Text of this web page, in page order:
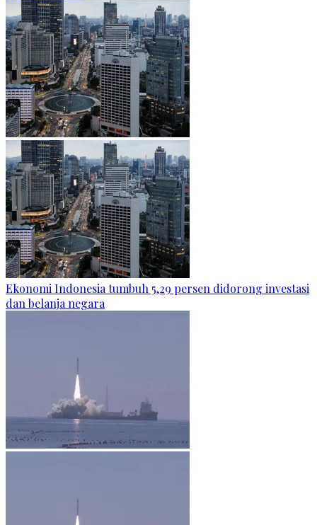
Ekonomi Indonesia tumbuh 5,29 persen didorong investasi
dan belanja negara